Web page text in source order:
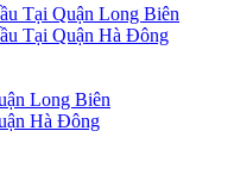
Tại Quận Long Biên
Tại Quận Hà Đông
Long Biên
Hà Đông